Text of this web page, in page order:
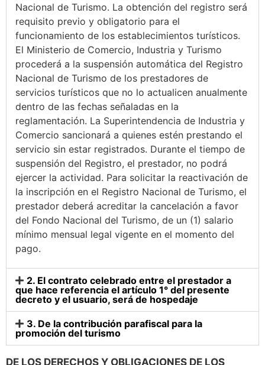
Nacional de Turismo. La obtención del registro será
requisito previo y obligatorio para el
funcionamiento de los establecimientos turísticos.
El Ministerio de Comercio, Industria y Turismo
procederá a la suspensión automática del Registro
Nacional de Turismo de los prestadores de
servicios turísticos que no lo actualicen anualmente
dentro de las fechas señaladas en la
reglamentación. La Superintendencia de Industria y
Comercio sancionará a quienes estén prestando el
servicio sin estar registrados. Durante el tiempo de
suspensión del Registro, el prestador, no podrá
ejercer la actividad. Para solicitar la reactivación de
la inscripción en el Registro Nacional de Turismo, el
prestador deberá acreditar la cancelación a favor
del Fondo Nacional del Turismo, de un (1) salario
mínimo mensual legal vigente en el momento del
pago.
2. El contrato celebrado entre el prestador a
que hace referencia el artículo 1° del presente
decreto y el usuario, será de hospedaje
3. De la contribución parafiscal para la
promoción del turismo
DE LOS DERECHOS Y OBLIGACIONES DE LOS